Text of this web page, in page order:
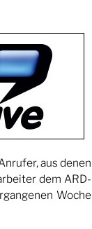
aus denen
dem ARD-
Woche